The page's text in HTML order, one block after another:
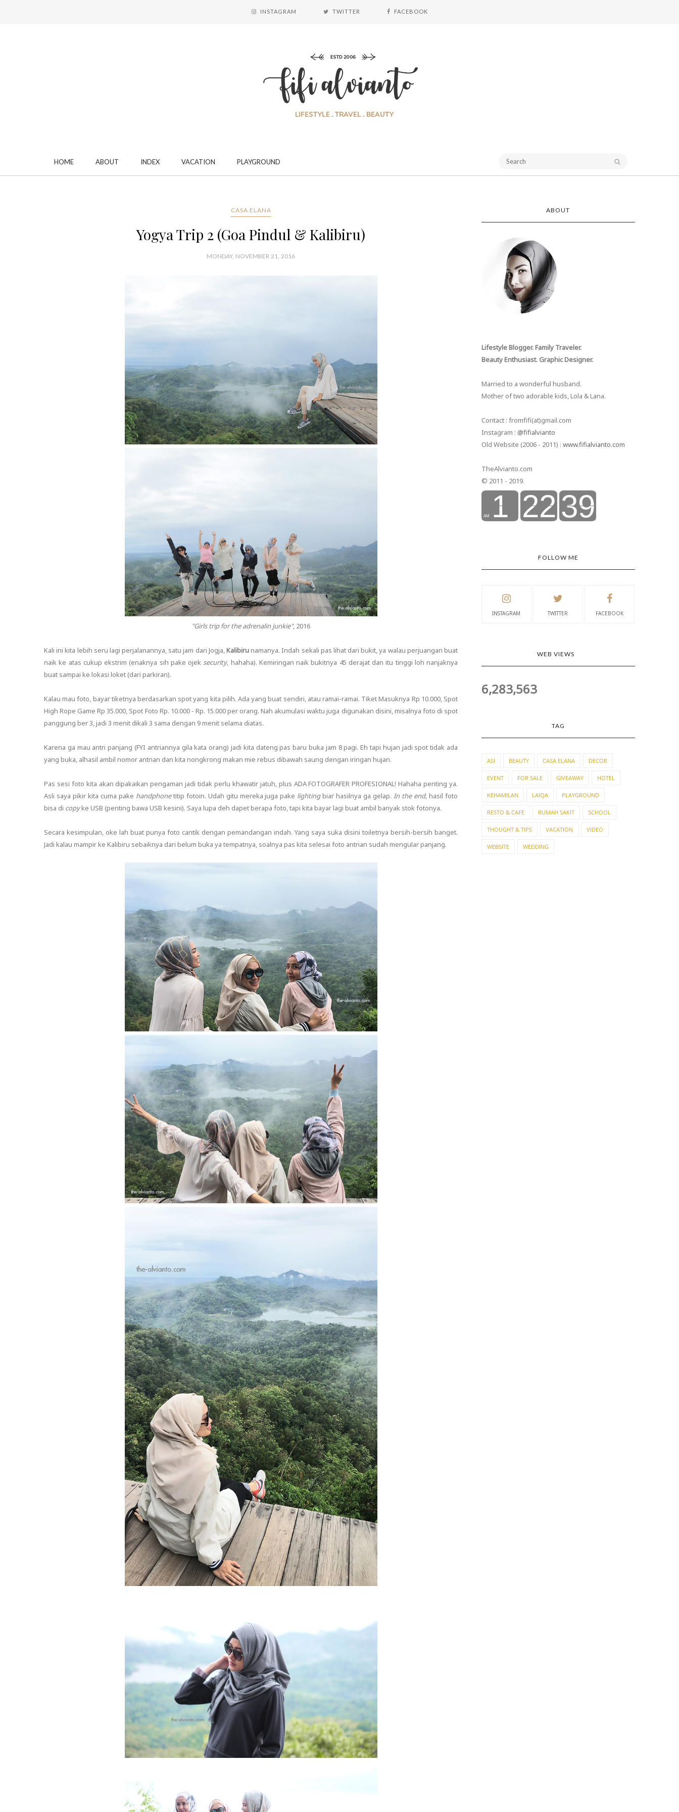
INSTAGRAM TWITTER FACEBOOK
HOME ABOUT INDEX VACATION PLAYGROUND
CASA ELANA
Yogya Trip 2 (Goa Pindul & Kalibiru)
MONDAY, NOVEMBER 21, 2016
"Girls trip for the adrenalin junkie", 2016
Kali ini kita lebih seru lagi perjalanannya, satu jam dari Jogja,Kalibirunamanya. Indah sekali pas lihat dari bukit, ya walau perjuangan buat
naik ke atas cukup ekstrim (enaknya sih pake ojek security, hahaha). Kemiringan naik bukitnya 45 derajat dan itu tinggi loh nanjaknya
buat sampai ke lokasi loket (dari parkiran).
Kalau mau foto, bayar tiketnya berdasarkan spot yang kita pilih. Ada yang buat sendiri, atau ramai-ramai. Tiket Masuknya Rp 10.000, Spot
High Rope Game Rp 35.000, Spot Foto Rp. 10.000 - Rp. 15.000 per orang. Nah akumulasi waktu juga digunakan disini, misalnya foto di spot
panggung ber 3, jadi 3 menit dikali 3 sama dengan 9 menit selama diatas.
Karena ga mau antri panjang (FYI antriannya gila kata orang) jadi kita dateng pas baru buka jam 8 pagi. Eh tapi hujan jadi spot tidak ada
yang buka, alhasil ambil nomor antrian dan kita nongkrong makan mie rebus dibawah saung dengan iringan hujan.
Pas sesi foto kita akan dipakaikan pengaman jadi tidak perlu khawatir jatuh, plus ADA FOTOGRAFER PROFESIONAL! Hahaha penting ya.
Asli saya pikir kita cuma pake handphonetitip fotoin. Udah gitu mereka juga pake lightingbiar hasilnya ga gelap.In the end, hasil foto
bisa di copyke USB (penting bawa USB kesini). Saya lupa deh dapet berapa foto, tapi kita bayar lagi buat ambil banyak stok fotonya.
Secara kesimpulan, oke lah buat punya foto cantik dengan pemandangan indah. Yang saya suka disini toiletnya bersih-bersih banget.
Jadi kalau mampir ke Kalibiru sebaiknya dari belum buka ya tempatnya, soalnya pas kita selesai foto antrian sudah mengular panjang.
ABOUT
Lifestyle Blogger. Family Traveler.
Beauty Enthusiast. Graphic Designer.
Married to a wonderful husband.
Mother of two adorable kids, Lola & Lana.
Contact : fromfifi(at)gmail.com
Instagram : @fifialvianto
Old Website (2006 - 2011) : www.fifialvianto.com
TheAlvianto.com
© 2011 - 2019.
FOLLOW ME
INSTAGRAM TWITTER FACEBOOK
WEB VIEWS
6,283,563
TAG
ASI BEAUTY CASA ELANA DECOR
EVENT FOR SALE GIVEAWAY HOTEL
KEHAMILAN LAIQA PLAYGROUND
RESTO & CAFE RUMAH SAKIT SCHOOL
THOUGHT & TIPS VACATION VIDEO
WEBSITE WEDDING